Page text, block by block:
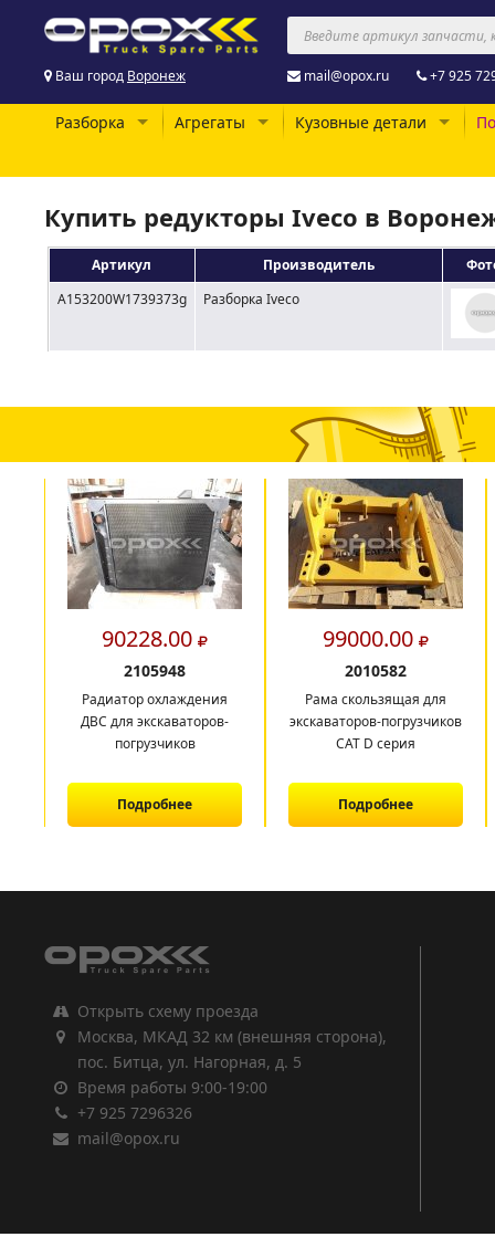
Ваш город Воронеж mail@opox.ru +7 925
Разборка Агрегаты Кузовные детали
Купить редукторы Iveco в
Артикул Производитель
A153200W1739373g
Разборка Iveco
90228.00
2105948
Радиатор охлаждения
ДВС для экскаваторов-
погрузчиков
Подробнее
99000.00
2010582
Рама скользящая для
экскаваторов-погрузчиков
CAT D серия
Подробнее
Открыть схему проезда
Москва, МКАД 32 км (внешняя сторона),
пос. Битца, ул. Нагорная, д. 5
Время работы 9:00-19:00
+7 925 7296326
mail@opox.ru